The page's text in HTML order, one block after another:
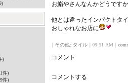
)
件)
件)
お鮨やさんなんかどうです
他とは違ったインパクトタ
おしゃれなお店に
その他::タイル ｜09:51 AM｜
コメント
コメントする